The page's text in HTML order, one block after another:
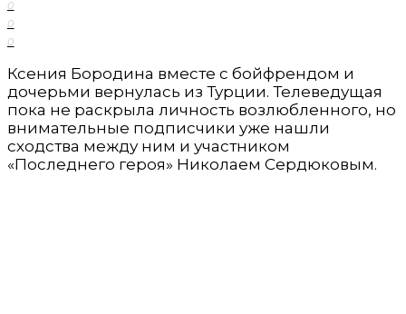
0
0
0
Ксения Бородина вместе с бойфрендом и
дочерьми вернулась из Турции. Телеведущая
пока не раскрыла личность возлюбленного, но
внимательные подписчики уже нашли
сходства между ним и участником
«Последнего героя» Николаем Сердюковым.